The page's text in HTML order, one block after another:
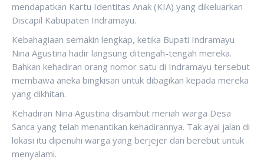
mendapatkan Kartu Identitas Anak (KIA) yang dikeluarkan
Discapil Kabupaten Indramayu.
Kebahagiaan semakin lengkap, ketika Bupati Indramayu
Nina Agustina hadir langsung ditengah-tengah mereka.
Bahkan kehadiran orang nomor satu di Indramayu tersebut
membawa aneka bingkisan untuk dibagikan kepada mereka
yang dikhitan.
Kehadiran Nina Agustina disambut meriah warga Desa
Sanca yang telah menantikan kehadirannya. Tak ayal jalan di
lokasi itu dipenuhi warga yang berjejer dan berebut untuk
menyalami.